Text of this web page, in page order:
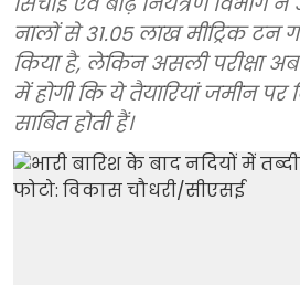
नालों से 31.05 लाख मीट्रिक टन
किया है, लेकिन असली परीक्षा
में होगी कि ये तैयारियां जमीन पर
साबित होती हैं।